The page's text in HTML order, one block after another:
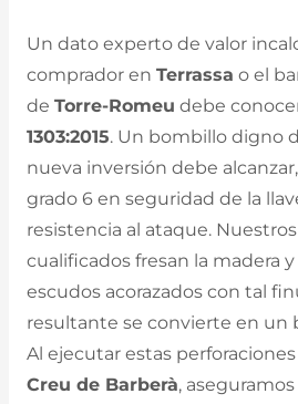
Un dato experto de valor
comprador en Terrassa o el
de Torre-Romeu debe
1303:2015. Un bombillo digno
nueva inversión debe
grado 6 en seguridad de la
resistencia al ataque.
cualificados fresan la madera
escudos acorazados con tal
resultante se convierte en un
Al ejecutar estas
Creu de Barberà,